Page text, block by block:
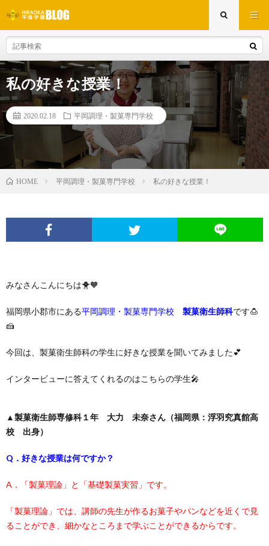
私の好きな授業！
2020.02.18 平岡調理・製菓専門学校
HOME 平岡調理・製菓専門学校 私の好きな授業！
みなさんこんにちは🐥🧡
福岡県小郡市にある平岡調理・製菓専門学校 製菓衛生師科です🍮
🍰
今回は、製菓衛生師科の学生に好きな授業を聞いてみました💕
インタービューに答えてくれるのはこちらの学生🎤
▲製菓衛生師専修科１年 大力 未奈さん（福岡県：浮羽究真館高
校 出身）
Q．好きな授業は何ですか？
A．「製菓理論」と「基礎製菓実習」です。
「製菓理論」では、講師の先生が作るお菓子やパンなどを近くで見
ることができ、細かなところまで学ぶことができるからです。